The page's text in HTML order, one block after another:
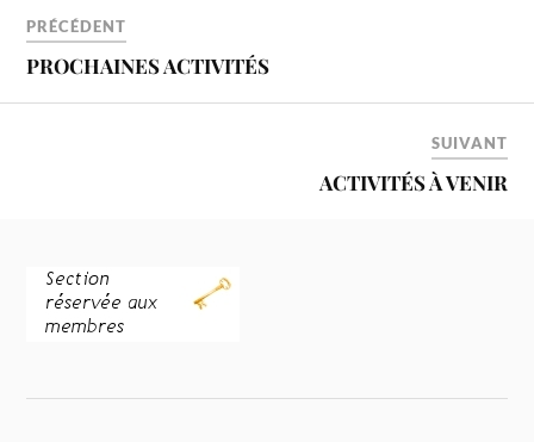
PRÉCÉDENT
PROCHAINES ACTIVITÉS
SUIVANT
ACTIVITÉS À VENIR